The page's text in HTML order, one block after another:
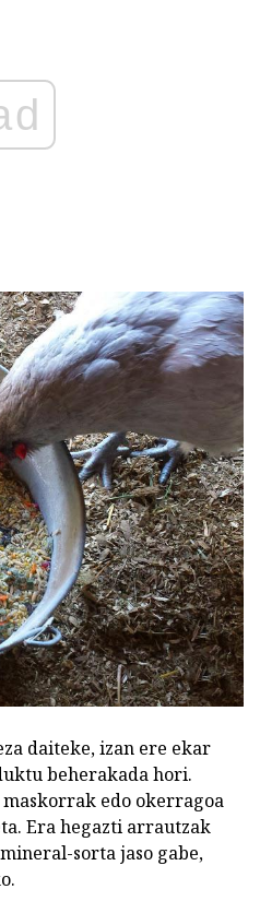
daiteke, izan ere ekar
beherakada hori.
edo okerragoa
Era hegazti arrautzak
sorta jaso gabe,